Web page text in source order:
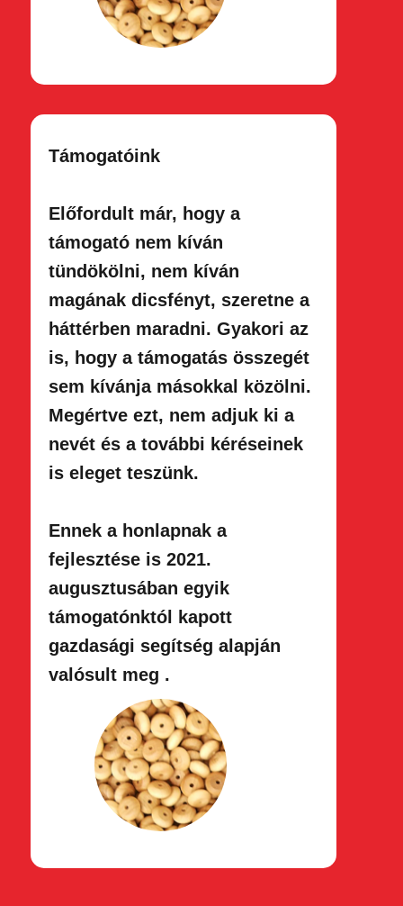
Támogatóink
Előfordult már, hogy a
támogató nem kíván
tündökölni, nem kíván
magának dicsfényt, szeretne a
háttérben maradni. Gyakori az
is, hogy a támogatás összegét
sem kívánja másokkal közölni.
Megértve ezt, nem adjuk ki a
nevét és a további kéréseinek
is eleget teszünk.
Ennek a honlapnak a
fejlesztése is 2021.
augusztusában egyik
támogatónktól kapott
gazdasági segítség alapján
valósult meg .